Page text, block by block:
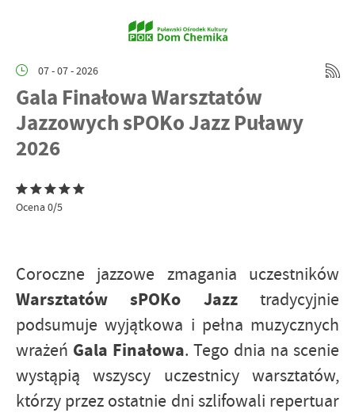
07 - 07 - 2026
Gala Finałowa Warsztatów
Jazzowych sPOKo Jazz Puławy
2026
Ocena 0/5
Coroczne jazzowe zmagania uczestników
Warsztatów sPOKo Jazztradycyjnie
podsumuje wyjątkowa i pełna muzycznych
wrażeń Gala Finałowa. Tego dnia na scenie
wystąpią wszyscy uczestnicy warsztatów,
którzy przez ostatnie dni szlifowali repertuar